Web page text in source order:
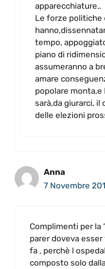
apparecchiature..
Le forze politiche
tempo,
piano di
assumeranno a
amare
popolare monta,e
sarà,da giurarci, il
delle elezioni
Anna
7 Novembre
Complimenti per la
parer doveva
fa , perchè l
composto solo